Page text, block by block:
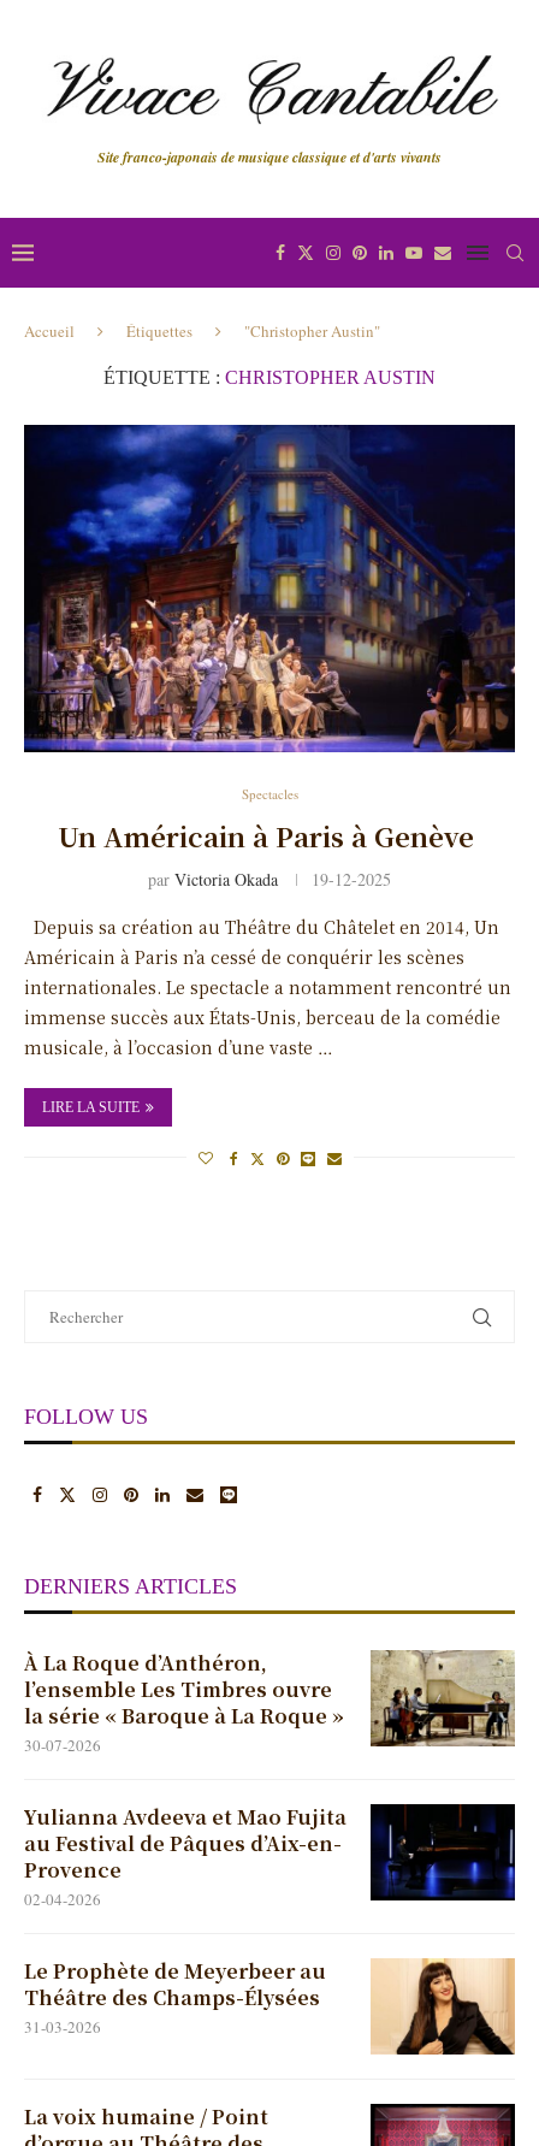
Site franco-japonais de musique classique et d'arts vivants
Accueil Étiquettes "Christopher Austin"
ÉTIQUETTE : CHRISTOPHER AUSTIN
Spectacles
Un Américain à Paris à Genève
par Victoria Okada 19-12-2025
Depuis sa création au Théâtre du Châtelet en 2014, Un
Américain à Paris n’a cessé de conquérir les scènes
internationales. Le spectacle a notamment rencontré un
immense succès aux États-Unis, berceau de la comédie
musicale, à l’occasion d’une vaste …
LIRE LA SUITE
FOLLOW US
DERNIERS ARTICLES
À La Roque d’Anthéron,
l’ensemble Les Timbres ouvre
la série « Baroque à La Roque »
30-07-2026
Yulianna Avdeeva et Mao Fujita
au Festival de Pâques d’Aix-en-
Provence
02-04-2026
Le Prophète de Meyerbeer au
Théâtre des Champs-Élysées
31-03-2026
La voix humaine / Point